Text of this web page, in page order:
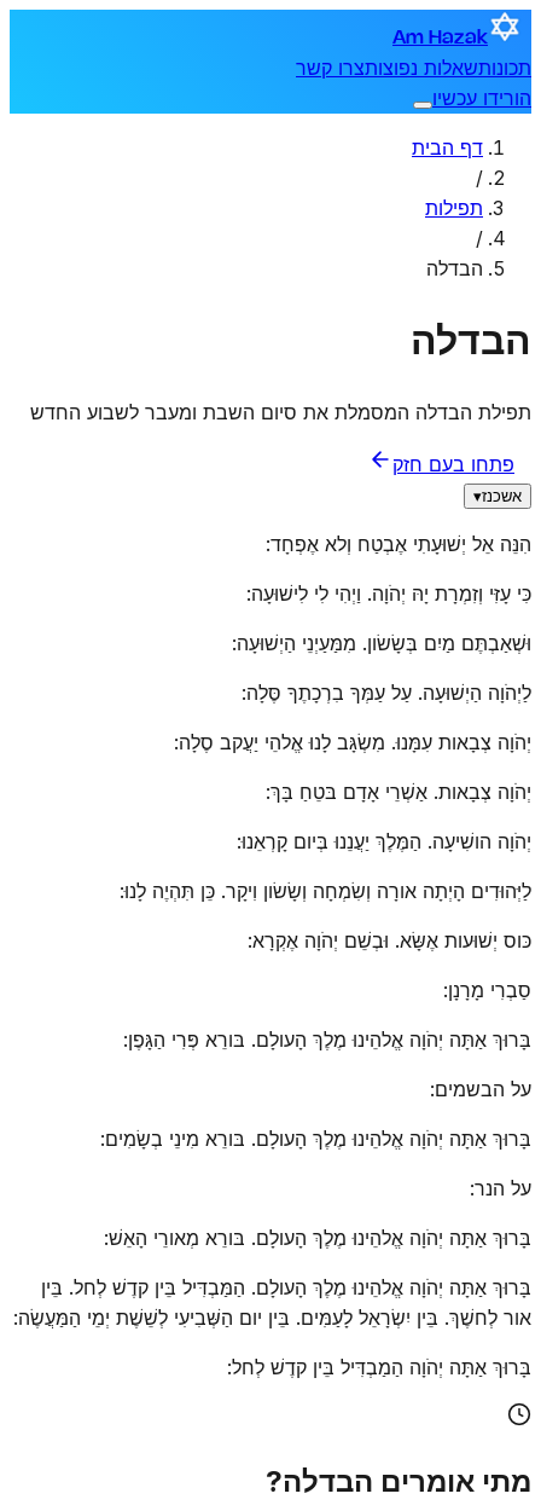
Am Hazak
תכונותשאלות נפוצותצרו קשר
הורידו עכשיו
דף הבית
/
תפילות
/
הבדלה
הבדלה
תפילת הבדלה המסמלת את סיום השבת ומעבר לשבוע החדש
פתחו בעם חזק
אשכנז▾
הִנֵּה אֵל יְשׁוּעָתִי אֶבְטַח וְלא אֶפְחָד:
כִּי עָזִּי וְזִמְרָת יָהּ יְהֹוָה. וַיְהִי לִי לִישׁוּעָה:
וּשְׁאַבְתֶּם מַיִם בְּשָׂשׂון. מִמַּעַיְנֵי הַיְשׁוּעָה:
לַיְהֹוָה הַיְשׁוּעָה. עַל עַמְּךָ בִרְכָתֶךָ סֶּלָה:
יְהֹוָה צְבָאות עִמָּנוּ. מִשְׂגָּב לָנוּ אֱלהֵי יַעֲקב סֶלָה:
יְהֹוָה צְבָאות. אַשְׁרֵי אָדָם בּטֵחַ בָּךְ:
יְהֹוָה הושִׁיעָה. הַמֶּלֶךְ יַעֲנֵנוּ בְּיום קָרְאֵנוּ:
לַיְּהוּדִים הָיְתָה אורָה וְשִׂמְחָה וְשָׂשׂון וִיקָר. כֵּן תִּהְיֶה לָנוּ:
כּוס יְשׁוּעות אֶשָּׂא. וּבְשֵׁם יְהֹוָה אֶקְרָא:
סַבְרִי מָרָנָן:
בָּרוּךְ אַתָּה יְהֹוָה אֱלהֵינוּ מֶלֶךְ הָעולָם. בּורֵא פְּרִי הַגָּפֶן:
על הבשמים:
בָּרוּךְ אַתָּה יְהֹוָה אֱלהֵינוּ מֶלֶךְ הָעולָם. בּורֵא מִינֵי בְשָׂמִים:
על הנר:
בָּרוּךְ אַתָּה יְהֹוָה אֱלהֵינוּ מֶלֶךְ הָעולָם. בּורֵא מְאורֵי הָאֵשׁ:
בָּרוּךְ אַתָּה יְהֹוָה אֱלהֵינוּ מֶלֶךְ הָעולָם. הַמַּבְדִּיל בֵּין קדֶשׁ לְחל. בֵּין
אור לְחשֶׁךְ. בֵּין יִשְׂרָאֵל לָעַמִּים. בֵּין יום הַשְּׁבִיעִי לְשֵׁשֶׁת יְמֵי הַמַּעֲשֶׂה:
בָּרוּךְ אַתָּה יְהֹוָה הַמַבְדִּיל בֵּין קדֶשׁ לְחל:
מתי אומרים הבדלה?